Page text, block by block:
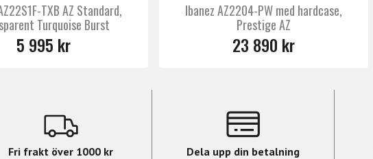
TXB AZ Standard,
Turquoise Burst
5 995 kr
Ibanez AZ2204-PW med hardcase,
Prestige AZ
23 890 kr
Fri frakt över 1000 kr Dela upp din betalning